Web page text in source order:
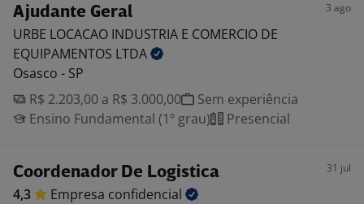
Ajudante Geral 3 ago
URBE LOCACAO INDUSTRIA E COMERCIO DE
EQUIPAMENTOS LTDA
Osasco - SP
R$ 2.203,00 a R$ 3.000,00
Sem experiência
Ensino Fundamental (1º grau)
Presencial
Coordenador De Logistica 31 jul
4,3 Empresa confidencial